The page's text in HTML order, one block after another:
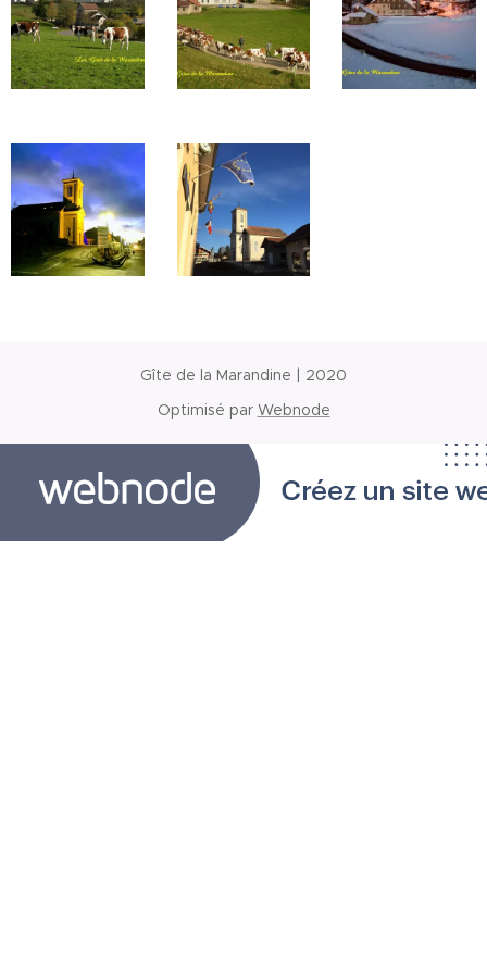
Gîte de la Marandine | 2020
Optimisé par Webnode